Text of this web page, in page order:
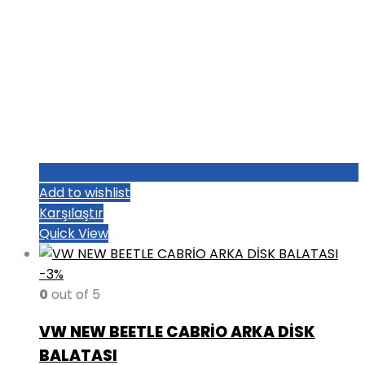
Add to wishlist
Karşılaştır
Quick View
-3%
0 out of 5
VW NEW BEETLE CABRİO ARKA DİSK
BALATASI